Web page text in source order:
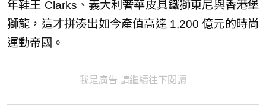
年鞋王 Clarks、義大利奢華皮具鐵獅東尼與香港堡
獅龍，這才拼湊出如今產值高達 1,200 億元的時尚
運動帝國。
我是廣告 請繼續往下閱讀